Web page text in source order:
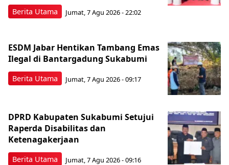
Berita Utama Jumat, 7 Agu 2026 - 22:02
Berita Utama
ESDM Jabar Hentikan Tambang Emas
Ilegal di Bantargadung Sukabumi
Jumat, 7 Agu 2026 - 09:17
Berita Utama
DPRD Kabupaten Sukabumi Setujui
Raperda Disabilitas dan
Ketenagakerjaan
Jumat, 7 Agu 2026 - 09:16